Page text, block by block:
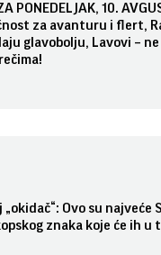
PONEDELJAK, 10.
za avanturu i flert,
glavobolju, Lavovi –
Ovo su najveće
znaka koje će ih